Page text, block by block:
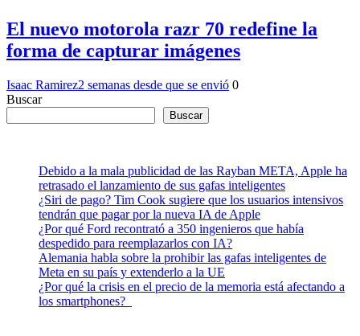
El nuevo motorola razr 70 redefine la
forma de capturar imágenes
Isaac Ramirez2 semanas desde que se envió 0
Buscar
Buscar
Debido a la mala publicidad de las Rayban META, Apple ha
retrasado el lanzamiento de sus gafas inteligentes
¿Siri de pago? Tim Cook sugiere que los usuarios intensivos
tendrán que pagar por la nueva IA de Apple
¿Por qué Ford recontrató a 350 ingenieros que había
despedido para reemplazarlos con IA?
Alemania habla sobre la prohibir las gafas inteligentes de
Meta en su país y extenderlo a la UE
¿Por qué la crisis en el precio de la memoria está afectando a
los smartphones?